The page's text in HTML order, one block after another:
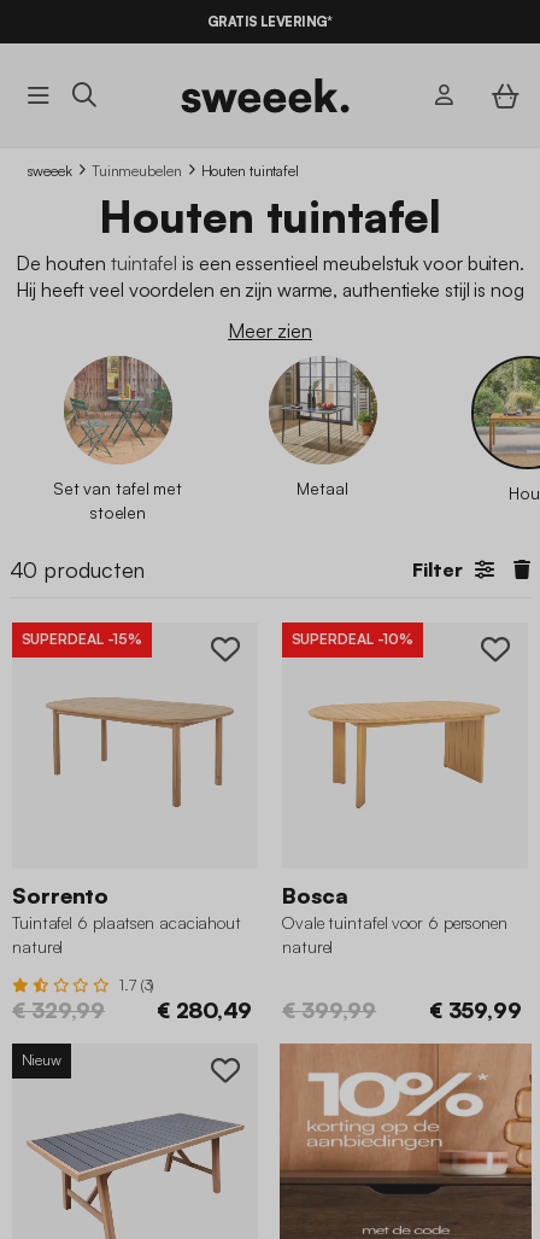
GRATIS LEVERING*
sweeek Tuinmeubelen Houten tuintafel
Houten tuintafel
De houtentuintafel is een essentieel meubelstuk voor buiten.
Hij heeft veel voordelen en zijn warme, authentieke stijl is nog
verscheidenheid aan vormen en stijlen, waardoor hij zeker een
plaatsje vindt in veel interieurs. Ontdek ons assortiment houten
tuintafels en geef jezelf een nieuwebuitenruimte .
Meer zien
Set van tafel met
stoelen
Metaal
40 producten Filter
SUPERDEAL -15%
Sorrento
Tuintafel 6 plaatsen acaciahout
naturel
1.7 (3)
€ 329,99 € 280,49
SUPERDEAL -10%
Bosca
Ovale tuintafel voor 6 personen
naturel
€ 399,99 € 359,99
Nieuw